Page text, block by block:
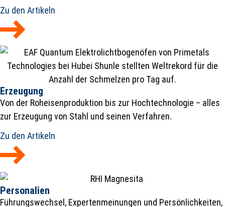
Zu den Artikeln
Erzeugung
Von der Roheisenproduktion bis zur Hochtechnologie – alles
zur Erzeugung von Stahl und seinen Verfahren.
Zu den Artikeln
Personalien
Führungswechsel, Expertenmeinungen und Persönlichkeiten,